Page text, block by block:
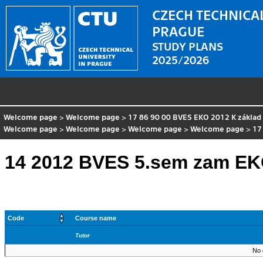
CZECH
PRAGUE
STUDY PLANS
2025/2026
Welcome page >Welcome page > 17 86 90 00 BVES EKO 2012 K základ
Welcome page >Welcome page >Welcome page >Welcome page > 17
14 2012 BVES 5.sem zam
Code Course name
Tutor
No